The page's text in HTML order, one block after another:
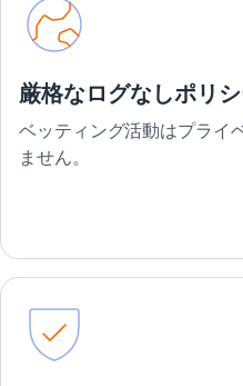
厳格なログなしポリ
ベッティング活動はプライ
ません。